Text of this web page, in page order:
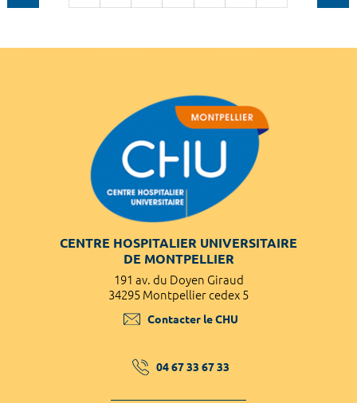
CENTRE HOSPITALIER UNIVERSITAIRE
DE MONTPELLIER
191 av. du Doyen Giraud
34295 Montpellier cedex 5
Contacter le CHU
04 67 33 67 33